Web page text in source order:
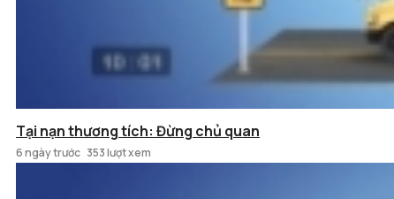
Tại nạn thương tích: Đừng chủ quan
6 ngày trước 353 lượt xem